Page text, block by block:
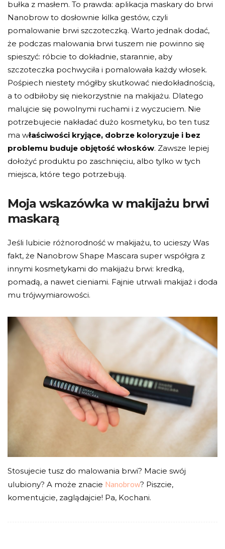
bułka z masłem. To prawda: aplikacja maskary do brwi
Nanobrow to dosłownie kilka gestów, czyli
pomalowanie brwi szczoteczką. Warto jednak dodać,
że podczas malowania brwi tuszem nie powinno się
spieszyć: róbcie to dokładnie, starannie, aby
szczoteczka pochwyciła i pomalowała każdy włosek.
Pośpiech niestety mógłby skutkować niedokładnością,
a to odbiłoby się niekorzystnie na makijażu. Dlatego
malujcie się powolnymi ruchami i z wyczuciem. Nie
potrzebujecie nakładać dużo kosmetyku, bo ten tusz
ma właściwości kryjące, dobrze koloryzuje i bez
problemu buduje objętość włosków. Zawsze lepiej
dołożyć produktu po zaschnięciu, albo tylko w tych
miejsca, które tego potrzebują.
Moja wskazówka w makijażu brwi
maskarą
Jeśli lubicie różnorodność w makijażu, to ucieszy Was
fakt, że Nanobrow Shape Mascara super współgra z
innymi kosmetykami do makijażu brwi: kredką,
pomadą, a nawet cieniami. Fajnie utrwali makijaż i doda
mu trójwymiarowości.
Stosujecie tusz do malowania brwi? Macie swój
ulubiony? A może znacie Nanobrow? Piszcie,
komentujcie, zaglądajcie! Pa, Kochani.